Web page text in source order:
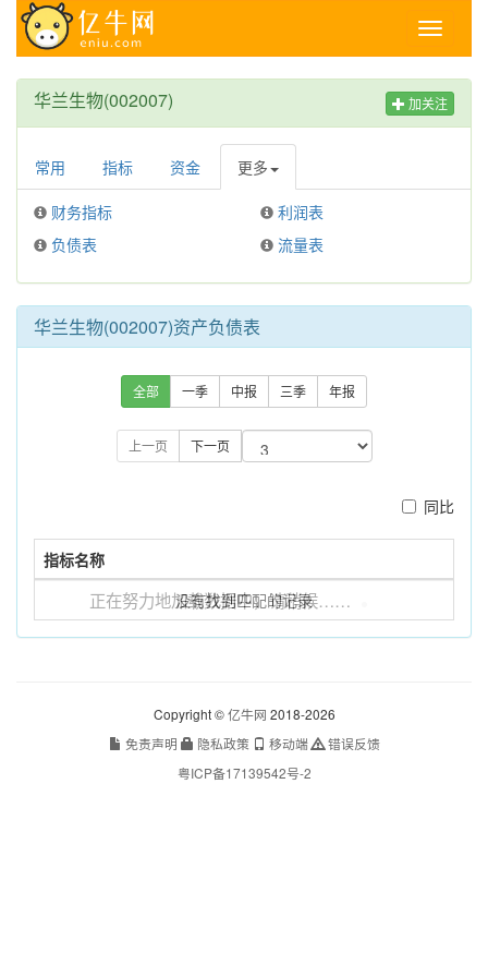
Toggle
华兰生物(002007) 加关注
常用 指标 资金 更多
财务指标
利润表
负债表
流量表
华兰生物(002007)资产负债表
全部 一季 中报 三季 年报
上一页 下一页
同比
正在努力地加载数据中，请稍候……
指标名称
没有找到匹配的记录
Copyright ©亿牛网 2018-2026
免责声明
隐私政策 移动端
错误反馈
粤ICP备17139542号-2